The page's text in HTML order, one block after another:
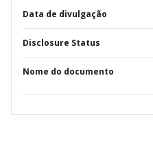
Data de divulgação
Disclosure Status
Nome do documento